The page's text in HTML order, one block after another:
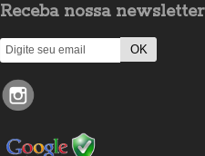
Receba nossa newsletter